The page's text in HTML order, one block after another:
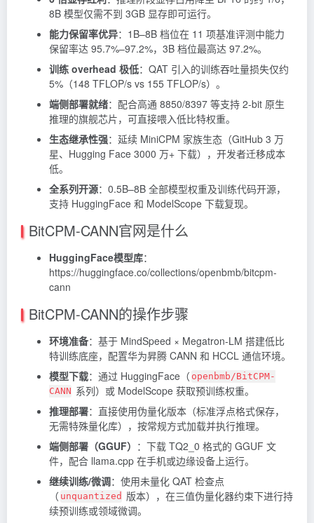
8B 模型仅需不到 3GB 显存即可运行。
能力保留率优异：1B–8B 档位在 11 项基准评测中能力
保留率达 95.7%–97.2%，3B 档位最高达 97.2%。
训练 overhead 极低：QAT 引入的训练吞吐量损失仅约
5%（148 TFLOP/s vs 155 TFLOP/s）。
端侧部署就绪：配合高通 8850/8397 等支持 2-bit 原生
推理的旗舰芯片，可直接喂入低比特权重。
生态继承性强：延续 MiniCPM 家族生态（GitHub 3 万
星、Hugging Face 3000 万+ 下载），开发者迁移成本
低。
全系列开源：0.5B–8B 全部模型权重及训练代码开源，
支持 HuggingFace 和 ModelScope 下载复现。
BitCPM-CANN官网是什么
HuggingFace模型库：
https://huggingface.co/collections/openbmb/bitcpm-
cann
BitCPM-CANN的操作步骤
环境准备：基于 MindSpeed × Megatron-LM 搭建低比
特训练底座，配置华为昇腾 CANN 和 HCCL 通信环境。
模型下载：通过 HuggingFace（ openbmb/BitCPM-
CANN 系列）或 ModelScope 获取预训练权重。
推理部署：直接使用伪量化版本（标准浮点格式保存，
无需特殊量化库），按常规方式加载并执行推理。
端侧部署（GGUF） ：下载 TQ2_0 格式的 GGUF 文
件，配合 llama.cpp 在手机或边缘设备上运行。
继续训练/微调：使用未量化 QAT 检查点
（ unquantized 版本），在三值伪量化器约束下进行持
续预训练或领域微调。